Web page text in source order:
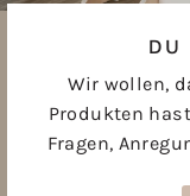
DU
Wir wollen,
Produkten
Fragen,